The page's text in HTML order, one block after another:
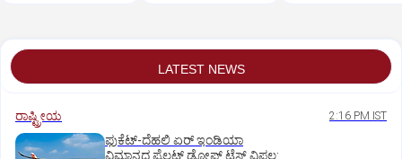
LATEST NEWS
ರಾಷ್ಟ್ರೀಯ 2:16 PM IST
ಫುಕೆಟ್‌-ದೆಹಲಿ ಏರ್‌ ಇಂಡಿಯಾ
ವಿಮಾನದ ಪೈಲಟ್‌ ಡೋಪ್‌ ಟೆಸ್ಟ್‌ ವಿಫಲ: